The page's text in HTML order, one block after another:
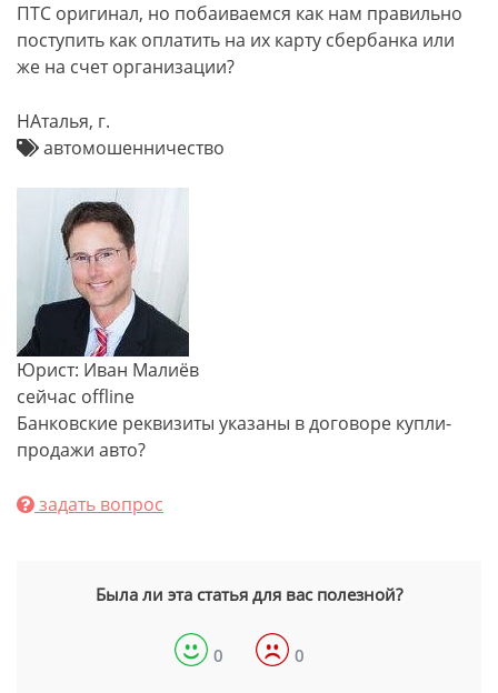
ПТС оригинал, но побаиваемся как нам правильно
поступить как оплатить на их карту сбербанка или
же на счет организации?
НАталья, г.
автомошенничество
Юрист: Иван Малиёв
сейчас offline
Банковские реквизиты указаны в договоре купли-
продажи авто?
задать вопрос
Была ли эта статья для вас полезной?
0 0